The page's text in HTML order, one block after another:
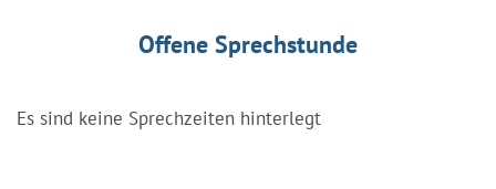
Offene Sprechstunde
Es sind keine Sprechzeiten hinterlegt